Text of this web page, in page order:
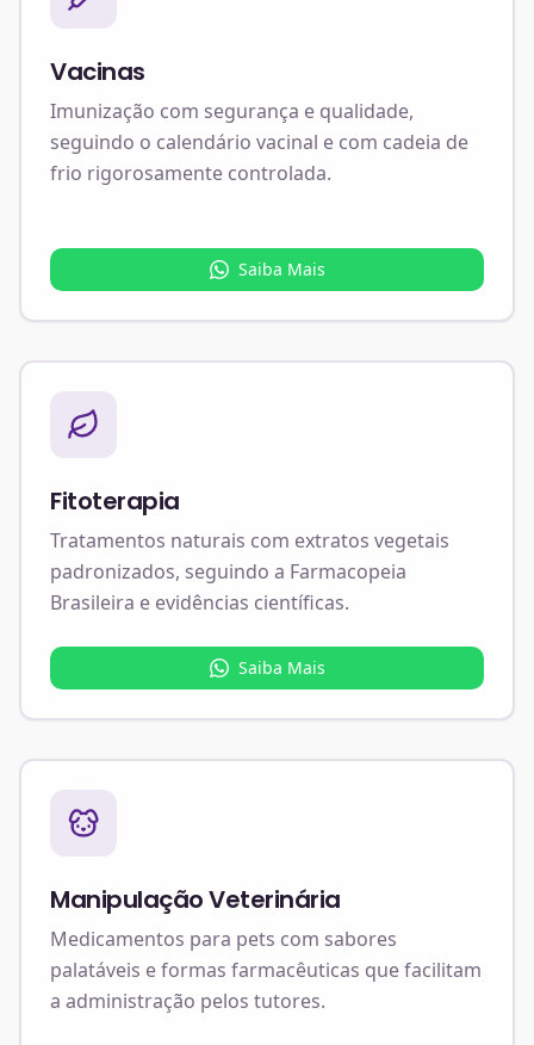
Vacinas
Imunização com segurança e qualidade,
seguindo o calendário vacinal e com cadeia de
frio rigorosamente controlada.
Saiba Mais
Fitoterapia
Tratamentos naturais com extratos vegetais
padronizados, seguindo a Farmacopeia
Brasileira e evidências científicas.
Saiba Mais
Manipulação Veterinária
Medicamentos para pets com sabores
palatáveis e formas farmacêuticas que facilitam
a administração pelos tutores.